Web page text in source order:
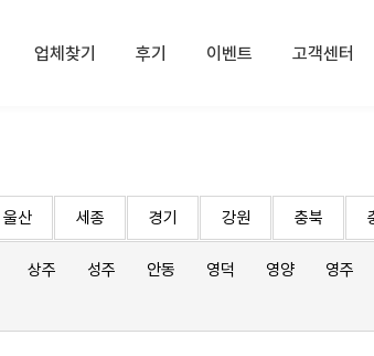
업체찾기 후기 이벤트 고객센터
울산 세종 경기 강원 충북
상주 성주 안동 영덕 영양
영주